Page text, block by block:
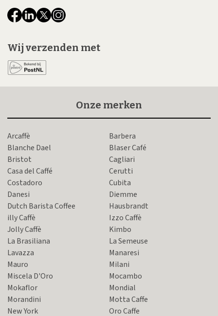
Wij verzenden met
Onze merken
Arcaffè
Barbera
Blanche Dael
Blaser Café
Bristot
Cagliari
Casa del Caffé
Cerutti
Costadoro
Cubita
Danesi
Diemme
Dutch Barista Coffee
Hausbrandt
illy Caffè
Izzo Caffè
Jolly Caffè
Kimbo
La Brasiliana
La Semeuse
Lavazza
Manaresi
Mauro
Milani
Miscela D'Oro
Mocambo
Mokaflor
Mondial
Morandini
Motta Caffe
New York
Oro Caffe